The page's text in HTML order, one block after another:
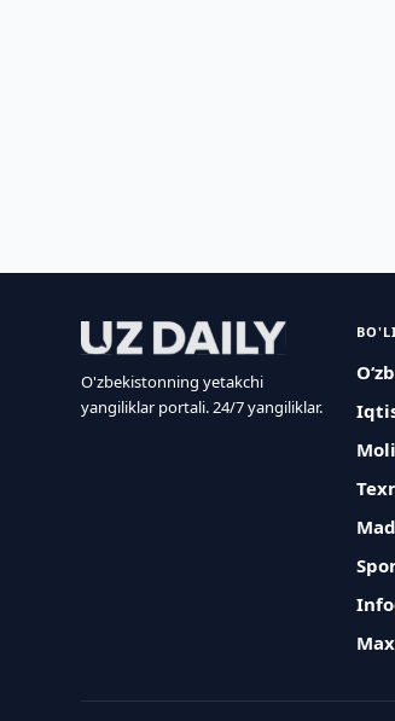
O'zbekistonning yetakchi
yangiliklar portali. 24/7 yangiliklar.